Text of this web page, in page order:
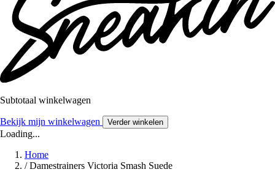
Subtotaal winkelwagen
Bekijk mijn winkelwagen Verder winkelen
Loading...
Home
/ Damestrainers Victoria Smash Suede